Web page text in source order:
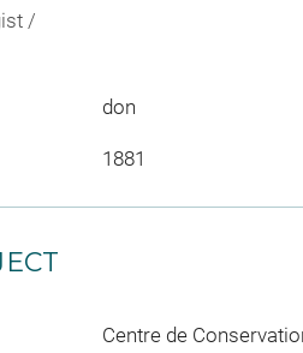
/
don
1881
Centre de